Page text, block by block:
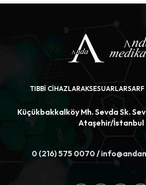
TIBBI CIHAZLARAKSESUARLAR
Küçükbakkalköy Mh. Sevda Sk.
Ataşehir/İstanbul
0 (216) 575 0070/